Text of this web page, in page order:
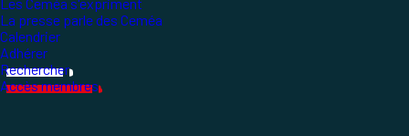
Les Ceméa s'expriment
La presse parle des Ceméa
Calendrier
Adhérer
Rechercher
Accès membres